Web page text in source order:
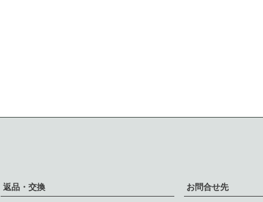
返品・交換 お問合せ先